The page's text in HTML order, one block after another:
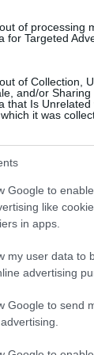
of processing
for Targeted
of Collection,
and/or Sharing
that Is Unrelated
it was
Google to
like
in apps.
my user data to
advertising
Google to send
cunoscută
PRINCE
un cuvee
de
„metoda
unei
dar şi
în vie și
şi AVINCIS,
sejur turistic
vizitarea
noii ere